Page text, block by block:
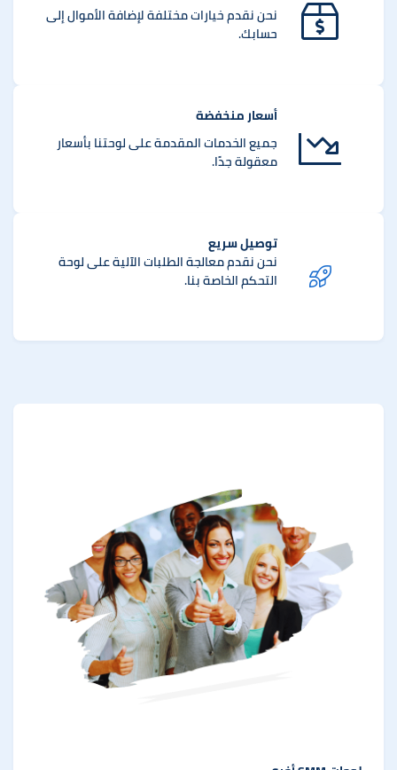
نحن نقدم خيارات مختلفة لإضافة الأموال إلى
حسابك.
أسعار منخفضة
جميع الخدمات المقدمة على لوحتنا بأسعار
معقولة جدًا.
توصيل سريع
نحن نقدم معالجة الطلبات الآلية على لوحة
التحكم الخاصة بنا.